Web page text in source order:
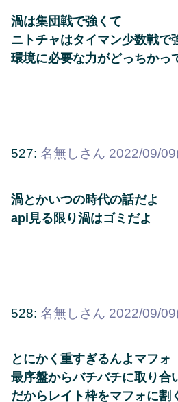
渦は集団戦で強くて
ニトチャはタイマン少数戦で
環境に必要な力がどっちかっ
527: 名無しさん 2022/09/
渦とかいつの時代の話だよ
api見る限り渦はゴミだよ
528: 名無しさん 2022/09/
とにかく重すぎるんよマフォ
最序盤からバチバチに取り合
だからレイト枠をマフォに割